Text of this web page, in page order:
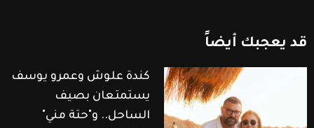
قد يعجبك أيضاً
كندة علوش وعمرو يوسف
يستمتعان بصيف
الساحل.. و"حتة مني"